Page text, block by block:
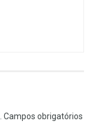
Campos obrigatórios